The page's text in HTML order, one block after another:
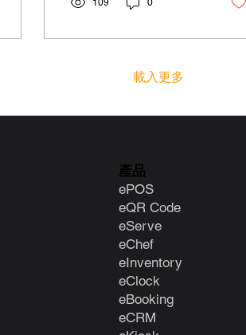
客體驗，還能優化店內的
率。然而，市場上 POS收
收費和服務各異，商戶該
如何選擇最適合自己的解
109 0
載入更多
產品
ePOS
eQR Code
eServe
eChef
eInventory
eClock
eBooking
eCRM